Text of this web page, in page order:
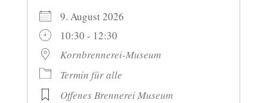
9. August 2026
10:30 - 12:30
Kornbrennerei-Museum
Termin für alle
Offenes Brennerei Museum